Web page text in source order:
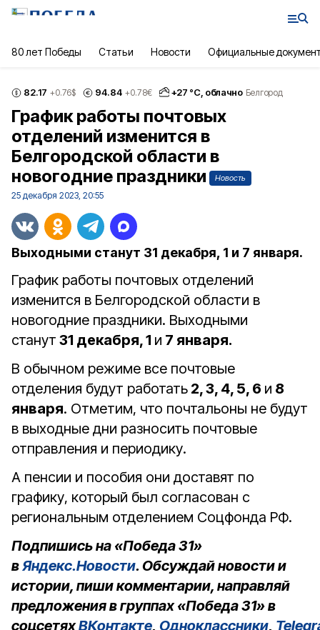
80 лет Победы Статьи Новости Официальные
82.17 +0.76$ 94.84 +0.78€ +27 °С, облачно Белгород
График работы почтовых
отделений изменится в
Белгородской области в
новогодние праздники
Новость
25 декабря 2023, 20:55
Выходными станут 31 декабря, 1 и 7 января.
График работы почтовых отделений
изменится в Белгородской области в
новогодние праздники. Выходными
станут 31 декабря, 1 и 7 января.
В обычном режиме все почтовые
отделения будут работать 2, 3, 4, 5, 6 и 8
января. Отметим, что почтальоны не будут
в выходные дни разносить почтовые
отправления и периодику.
А пенсии и пособия они доставят по
графику, который был согласован с
региональным отделением Соцфонда РФ.
Подпишись на «Победа 31»
вЯндекс.Новости. Обсуждай новости и
истории, пиши комментарии, направляй
предложения в группах «Победа 31» в
соцсетяхВКонтакте, Одноклассники,